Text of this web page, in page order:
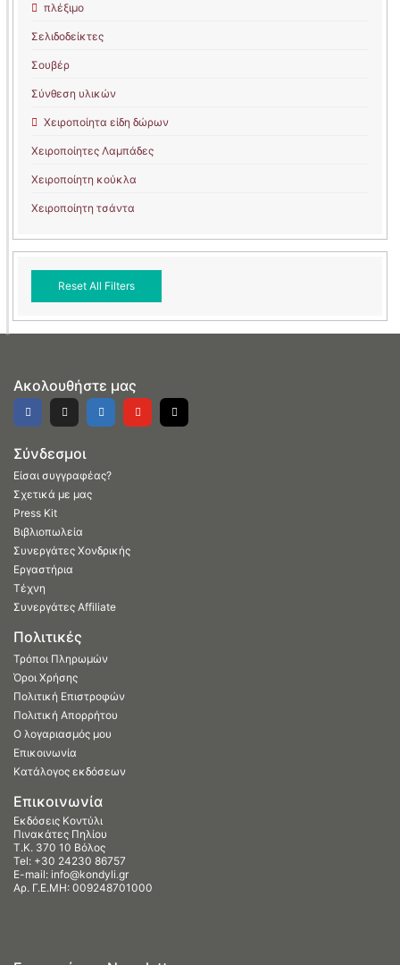
πλέξιμο
Σελιδοδείκτες
Σουβέρ
Σύνθεση υλικών
Χειροποίητα είδη δώρων
Χειροποίητες Λαμπάδες
Χειροποίητη κούκλα
Χειροποίητη τσάντα
Reset All Filters
Ακολουθήστε μας
Σύνδεσμοι
Είσαι συγγραφέας?
Σχετικά με μας
Press Kit
Βιβλιοπωλεία
Συνεργάτες Χονδρικής
Εργαστήρια
Τέχνη
Συνεργάτες Affiliate
Πολιτικές
Τρόποι Πληρωμών
Όροι Χρήσης
Πολιτική Επιστροφών
Πολιτική Απορρήτου
Ο λογαριασμός μου
Επικοινωνία
Κατάλογος εκδόσεων
Επικοινωνία
Εκδόσεις Κοντύλι
Πινακάτες Πηλίου
Τ.Κ. 370 10 Βόλος
Tel: +30 24230 86757
E-mail: info@kondyli.gr
Αρ. Γ.Ε.ΜΗ: 009248701000